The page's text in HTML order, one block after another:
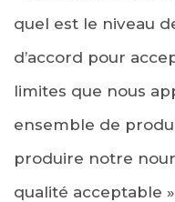
quel est le niveau
d’accord pour
limites que nous
ensemble de
produire notre
qualité acceptable